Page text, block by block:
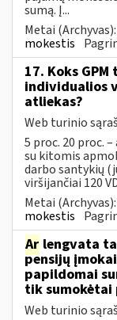
sumą. Į...
Metai (Archyvas):
mokestis
17. Koks
individualios
atliekas?
Web turinio
5 proc. 20 proc.
su kitomis
darbo santykių
viršijančiai 120
Metai (Archyvas):
mokestis
Ar lengvata
pensijų
papildomai
tik sumokėtai
Web turinio